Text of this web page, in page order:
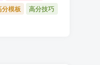
分模板
高分技巧